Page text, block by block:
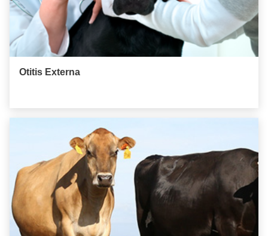
Otitis Externa